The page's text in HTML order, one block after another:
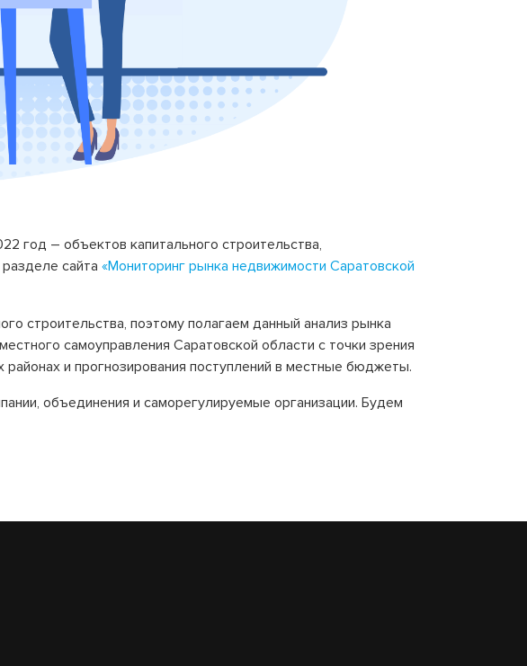
год – объектов капитального строительства,
сайта «Мониторинг рынка недвижимости Саратовской
строительства, поэтому полагаем данный анализ рынка
самоуправления Саратовской области с точки зрения
и прогнозирования поступлений в местные бюджеты.
объединения и саморегулируемые организации. Будем